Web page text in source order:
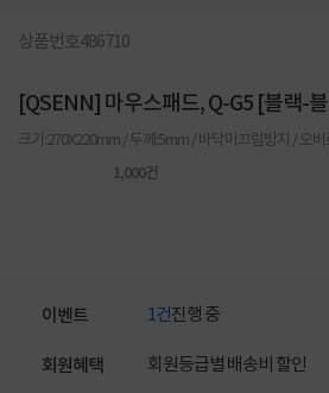
상품번호486710
[QSENN] 마우스패드, Q-G5 [블랙-
크기:270X220mm / 두께:5mm / 바닥미끄럼방지 / 오
1,000건
이벤트 1건진행 중
회원혜택 회원등급별 배송비 할인